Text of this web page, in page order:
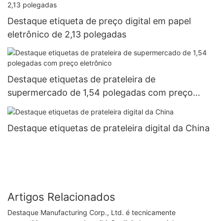
Destaque etiqueta de preço digital em papel
eletrônico de 2,13 polegadas
Destaque etiquetas de prateleira de
supermercado de 1,54 polegadas com preço
eletrônico
Destaque etiquetas de prateleira digital da China
Artigos Relacionados
Destaque Manufacturing Corp., Ltd. é tecnicamente